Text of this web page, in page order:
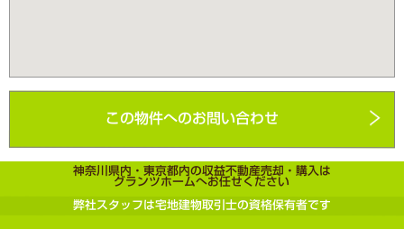
この物件へのお問い合わせ
神奈川県内・東京都内の収益不動産売却・購入は
グランツホームへお任せください
弊社スタッフは宅地建物取引士の資格保有者です